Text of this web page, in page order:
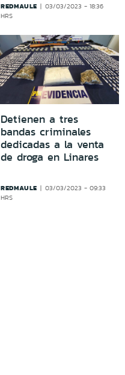
REDMAULE
03/03/2023 - 18:36
HRS
Detienen a tres
bandas criminales
dedicadas a la venta
de droga en Linares
REDMAULE
03/03/2023 - 09:33
HRS